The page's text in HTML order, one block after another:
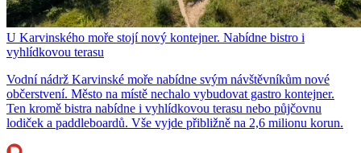
U Karvinského moře stojí nový kontejner. Nabídne bistro i
vyhlídkovou terasu
Vodní nádrž Karvinské moře nabídne svým návštěvníkům nové
občerstvení. Město na místě nechalo vybudovat gastro kontejner.
Ten kromě bistra nabídne i vyhlídkovou terasu nebo půjčovnu
lodiček a paddleboardů. Vše vyjde přibližně na 2,6 milionu korun.